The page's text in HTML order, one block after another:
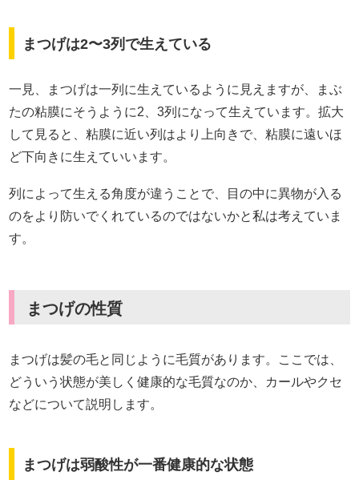
まつげは2〜3列で生えている
一見、まつげは一列に生えているように見えますが、まぶ
たの粘膜にそうように2、3列になって生えています。拡大
して見ると、粘膜に近い列はより上向きで、粘膜に遠いほ
ど下向きに生えていいます。
列によって生える角度が違うことで、目の中に異物が入る
のをより防いでくれているのではないかと私は考えていま
す。
まつげの性質
まつげは髪の毛と同じように毛質があります。ここでは、
どういう状態が美しく健康的な毛質なのか、カールやクセ
などについて説明します。
まつげは弱酸性が一番健康的な状態